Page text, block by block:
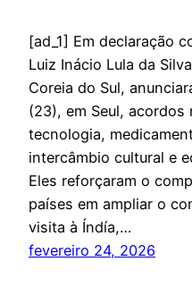
[ad_1] Em declaração
Luiz Inácio Lula da
Coreia do Sul,
(23), em Seul, acordos
tecnologia,
intercâmbio cultural e
Eles reforçaram o
países em ampliar o
visita à Índía,…
fevereiro 24, 2026